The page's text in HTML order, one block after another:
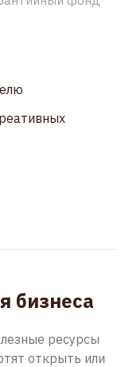
бизнеса
ресурсы
открыть или